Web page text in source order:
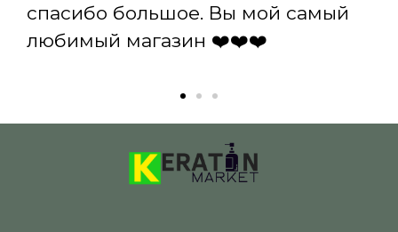
спасибо большое. Вы мой самый
любимый магазин ❤️❤️❤️